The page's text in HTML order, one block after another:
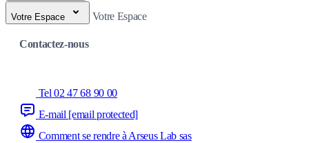
Votre Espace Votre Espace
Contactez-nous
Tel 02 47 68 90 00
E-mail [email protected]
Comment se rendre à Arseus Lab sas